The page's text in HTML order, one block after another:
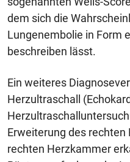
dem sich die
Lungenembolie in Form
beschreiben lässt.
Ein weiteres
Herzultraschall
Erweiterung des
rechten Herzkammer